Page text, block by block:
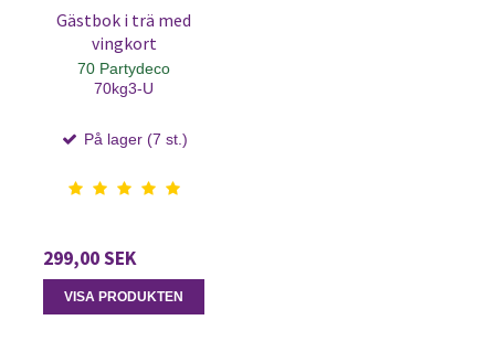
Gästbok i trä med
vingkort
70 Partydeco
70kg3-U
På lager (7 st.)
299,00 SEK
VISA PRODUKTEN